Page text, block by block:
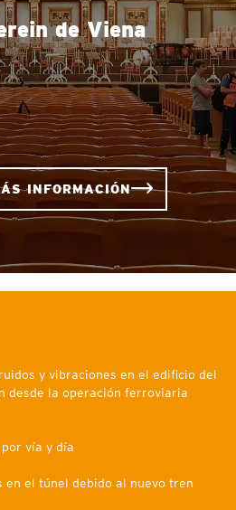
de Viena
INFORMACIÓN
y vibraciones en el edificio del
desde la operación ferroviaria
vía y día
en el túnel debido al nuevo tren